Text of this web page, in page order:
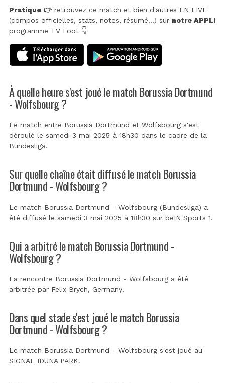
Pratique 👉retrouvez ce match et bien d'autres EN LIVE
(compos officielles, stats, notes, résumé...) sur notre APPLI
programme TV Foot 👇
À quelle heure s'est joué le match Borussia Dortmund
- Wolfsbourg ?
Le match entre Borussia Dortmund et Wolfsbourg s'est
déroulé le samedi 3 mai 2025 à 18h30 dans le cadre de la
Bundesliga.
Sur quelle chaîne était diffusé le match Borussia
Dortmund - Wolfsbourg ?
Le match Borussia Dortmund - Wolfsbourg (Bundesliga) a
été diffusé le samedi 3 mai 2025 à 18h30 sur beIN Sports 1.
Qui a arbitré le match Borussia Dortmund -
Wolfsbourg ?
La rencontre Borussia Dortmund - Wolfsbourg a été
arbitrée par Felix Brych, Germany.
Dans quel stade s'est joué le match Borussia
Dortmund - Wolfsbourg ?
Le match Borussia Dortmund - Wolfsbourg s'est joué au
SIGNAL IDUNA PARK.